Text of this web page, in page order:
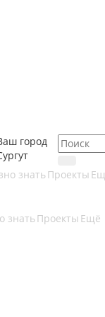
город
знатьПроекты
знатьПроекты Ещё